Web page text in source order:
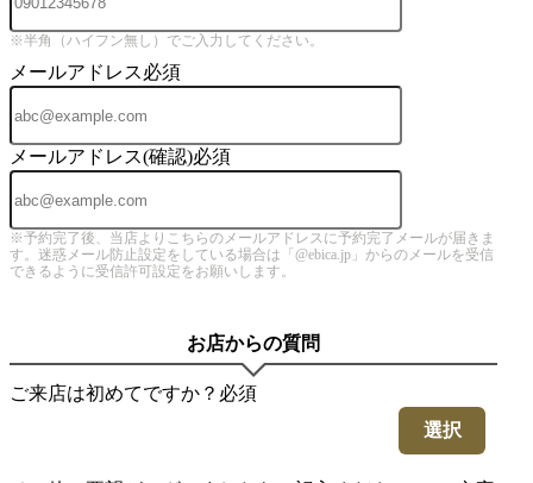
※半角（ハイフン無し）でご入力してください。
メールアドレス必須
メールアドレス(確認)必須
※予約完了後、当店よりこちらのメールアドレスに予約完了メールが届きま
す。迷惑メール防止設定をしている場合は「@ebica.jp」からのメールを受信
できるように受信許可設定をお願いします。
お店からの質問
ご来店は初めてですか？ 必須
選択